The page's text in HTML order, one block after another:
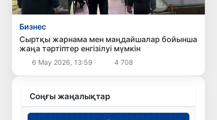
Бизнес
Сыртқы жарнама мен маңдайшалар бойынша
жаңа тәртіптер енгізілуі мүмкін
6 Мау 2026, 13:59 4 708
Соңғы жаңалықтар